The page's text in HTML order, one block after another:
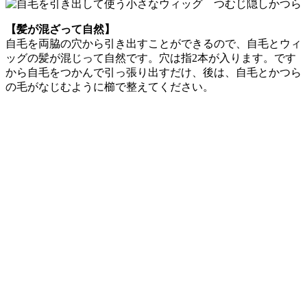
【髪が混ざって自然】
自毛を両脇の穴から引き出すことができるので、自毛とウィ
ッグの髪が混じって自然です。穴は指2本が入ります。です
から自毛をつかんで引っ張り出すだけ、後は、自毛とかつら
の毛がなじむように櫛で整えてください。